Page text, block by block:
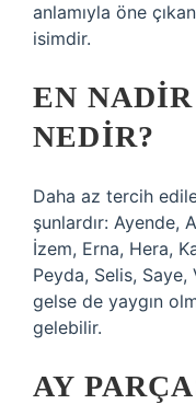
anlamıyla öne
isimdir.
EN
NEDIR?
Daha az tercih
şunlardır: Ayende,
İzem, Erna, Hera,
Peyda, Selis, Saye,
gelse de yaygın
gelebilir.
AY